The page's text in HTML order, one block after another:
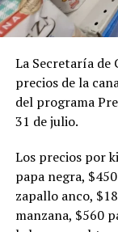
La Secretaría de
precios de la
del programa
31 de julio.
Los precios por
papa negra,
zapallo anco,
manzana, $560